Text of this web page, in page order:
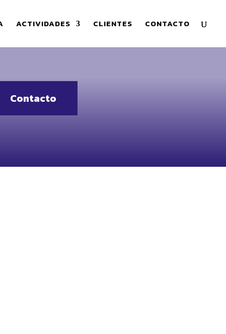
ACTIVIDADES CLIENTES CONTACTO
Contacto